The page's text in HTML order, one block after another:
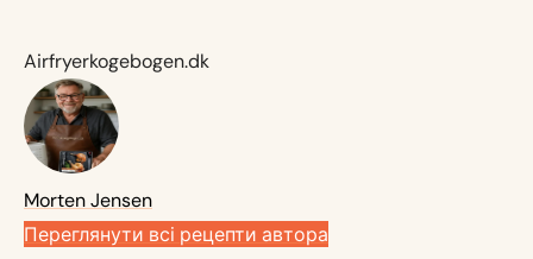
Airfryerkogebogen.dk
Morten Jensen
Переглянути всі рецепти автора